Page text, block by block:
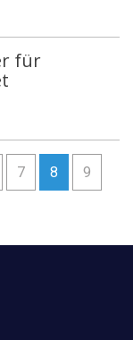
für
7 8 9